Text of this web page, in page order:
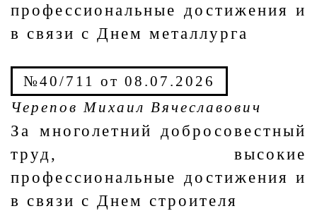
профессиональные достижения и
в связи с Днем металлурга
№40/711 от 08.07.2026
Черепов Михаил Вячеславович
За многолетний добросовестный
труд, высокие
профессиональные достижения и
в связи с Днем строителя